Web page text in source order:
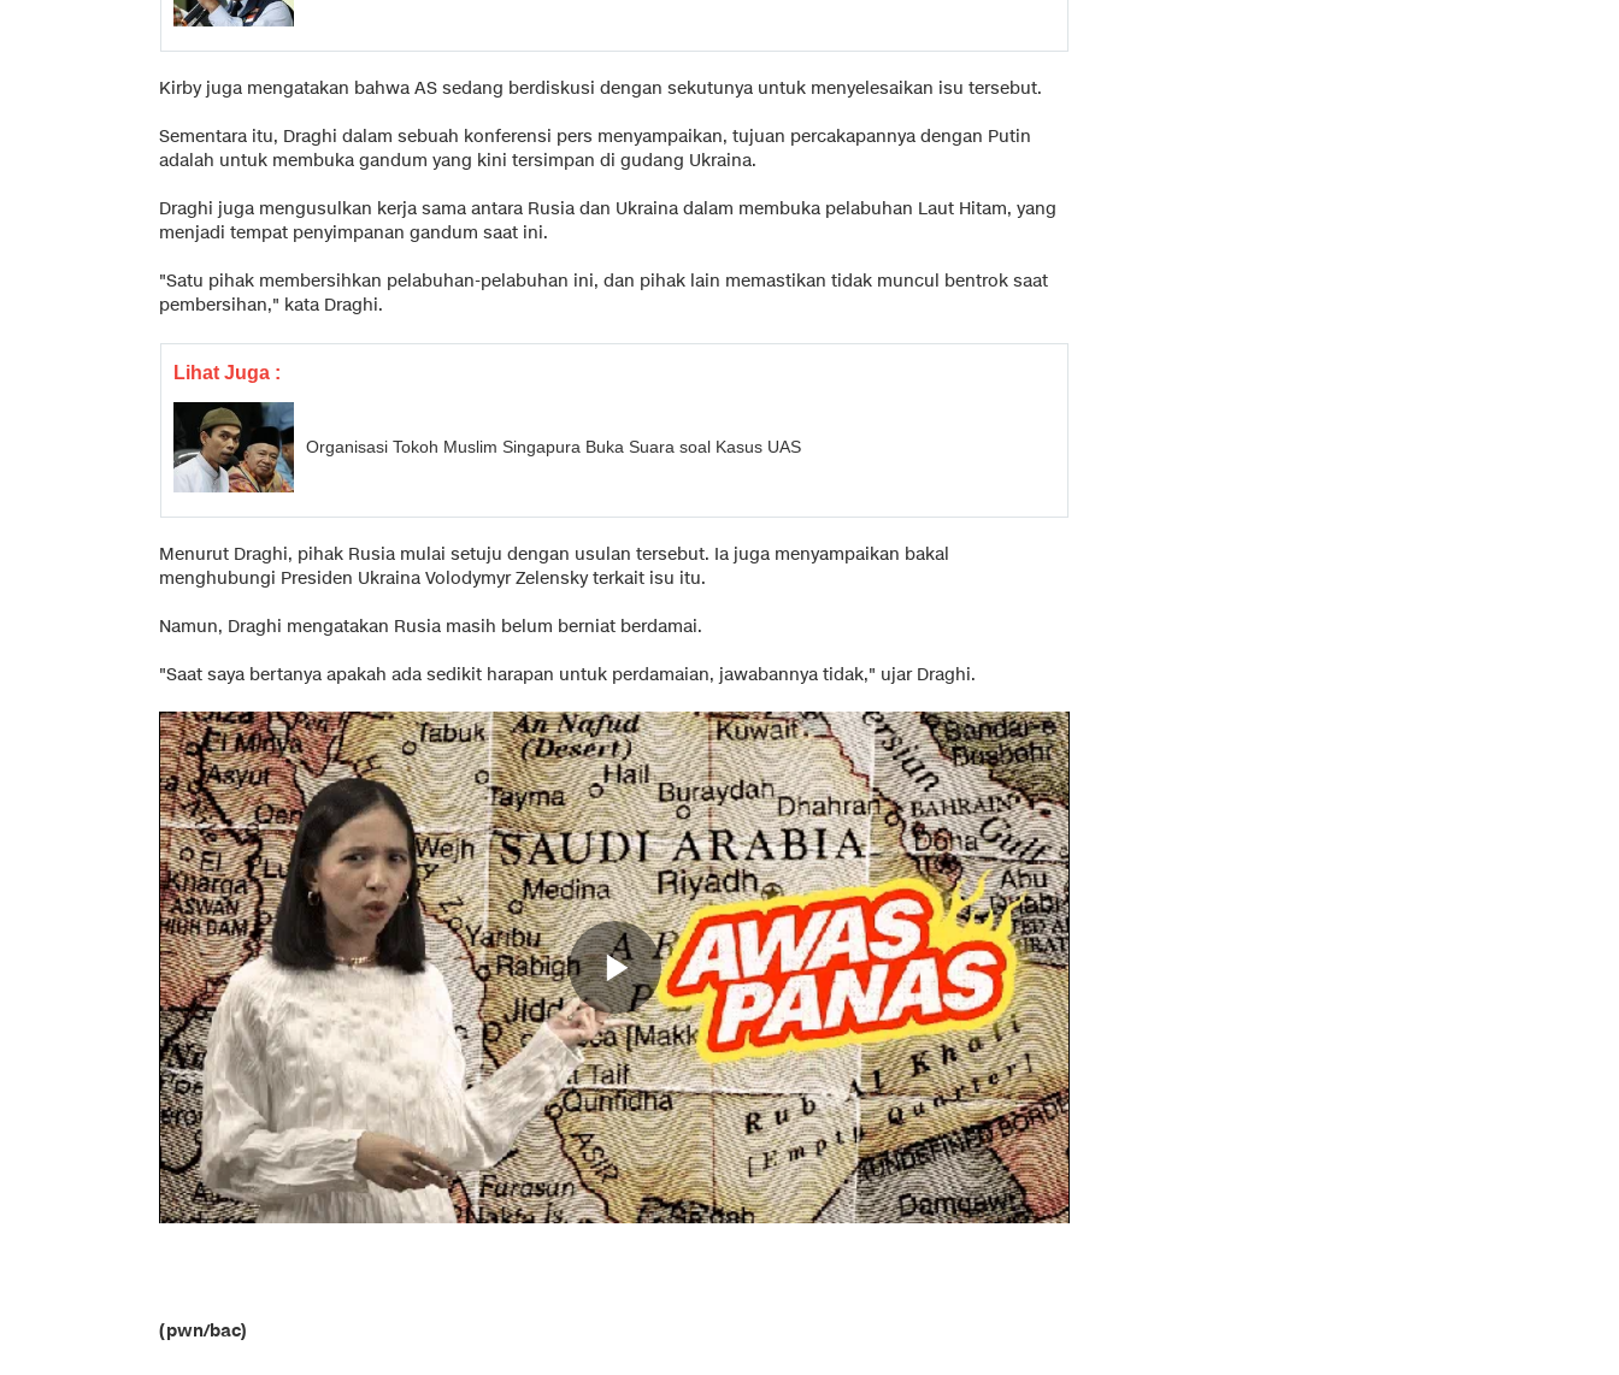
Kirby juga mengatakan bahwa AS sedang berdiskusi dengan sekutunya untuk menyelesaikan isu tersebut.
Sementara itu, Draghi dalam sebuah konferensi pers menyampaikan, tujuan percakapannya dengan Putin
adalah untuk membuka gandum yang kini tersimpan di gudang Ukraina.
Draghi juga mengusulkan kerja sama antara Rusia dan Ukraina dalam membuka pelabuhan Laut Hitam, yang
menjadi tempat penyimpanan gandum saat ini.
"Satu pihak membersihkan pelabuhan-pelabuhan ini, dan pihak lain memastikan tidak muncul bentrok saat
pembersihan," kata Draghi.
Lihat Juga :
Organisasi Tokoh Muslim Singapura Buka Suara soal Kasus UAS
Menurut Draghi, pihak Rusia mulai setuju dengan usulan tersebut. Ia juga menyampaikan bakal
menghubungi Presiden Ukraina Volodymyr Zelensky terkait isu itu.
Namun, Draghi mengatakan Rusia masih belum berniat berdamai.
"Saat saya bertanya apakah ada sedikit harapan untuk perdamaian, jawabannya tidak," ujar Draghi.
(pwn/bac)